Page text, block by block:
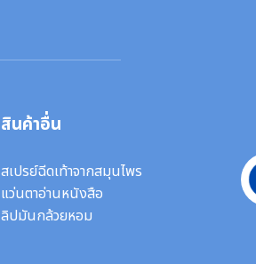
สินค้าอื่น
สเปรย์ฉีดเท้าจากสมุนไพร
แว่นตาอ่านหนังสือ
ลิปมันกล้วยหอม